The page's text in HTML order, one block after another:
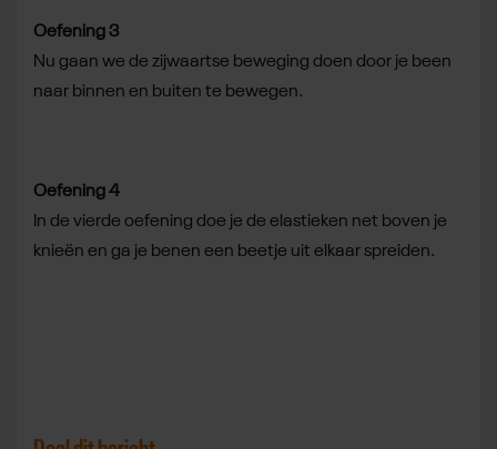
Oefening 3
Nu gaan we de zijwaartse beweging doen door je been
naar binnen en buiten te bewegen.
Oefening 4
In de vierde oefening doe je de elastieken net boven je
knieën en ga je benen een beetje uit elkaar spreiden.